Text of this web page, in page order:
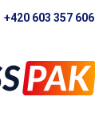
+420 603 357 606